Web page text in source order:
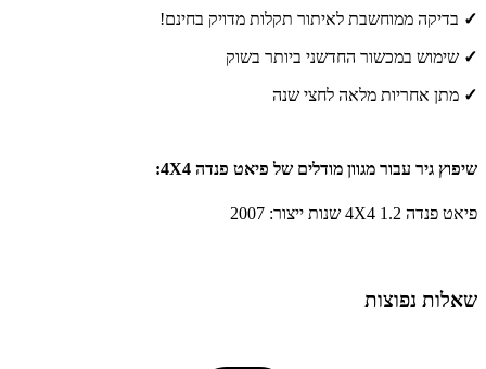
✓ בדיקה ממוחשבת לאיתור תקלות מדויק בחינם!
✓ שימוש במכשור החדשני ביותר בשוק
✓ מתן אחריות מלאה לחצי שנה
שיפוץ גיר עבור מגוון מודלים של פיאט פנדה 4X4:
פיאט פנדה 4X4 1.2 שנות ייצור: 2007
שאלות נפוצות